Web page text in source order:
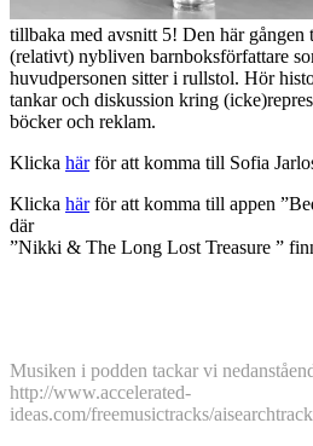
tillbaka med avsnitt 5! Den här gången
(relativt) nybliven barnboksförfattare
huvudpersonen sitter i rullstol. Hör
tankar och diskussion kring
böcker och reklam.
Klicka härför att komma till Sofia
Klicka härför att komma till appen
där
”Nikki & The Long Lost Treasure ”
Musiken i podden tackar vi
http://www.accelerated-
ideas.com/freemusictracks/